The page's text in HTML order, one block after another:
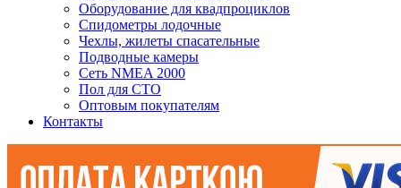
Оборудование для квадпроциклов
Спидометры лодочные
Чехлы, жилеты спасательные
Подводные камеры
Сеть NMEA 2000
Пол для СТО
Оптовым покупателям
Контакты